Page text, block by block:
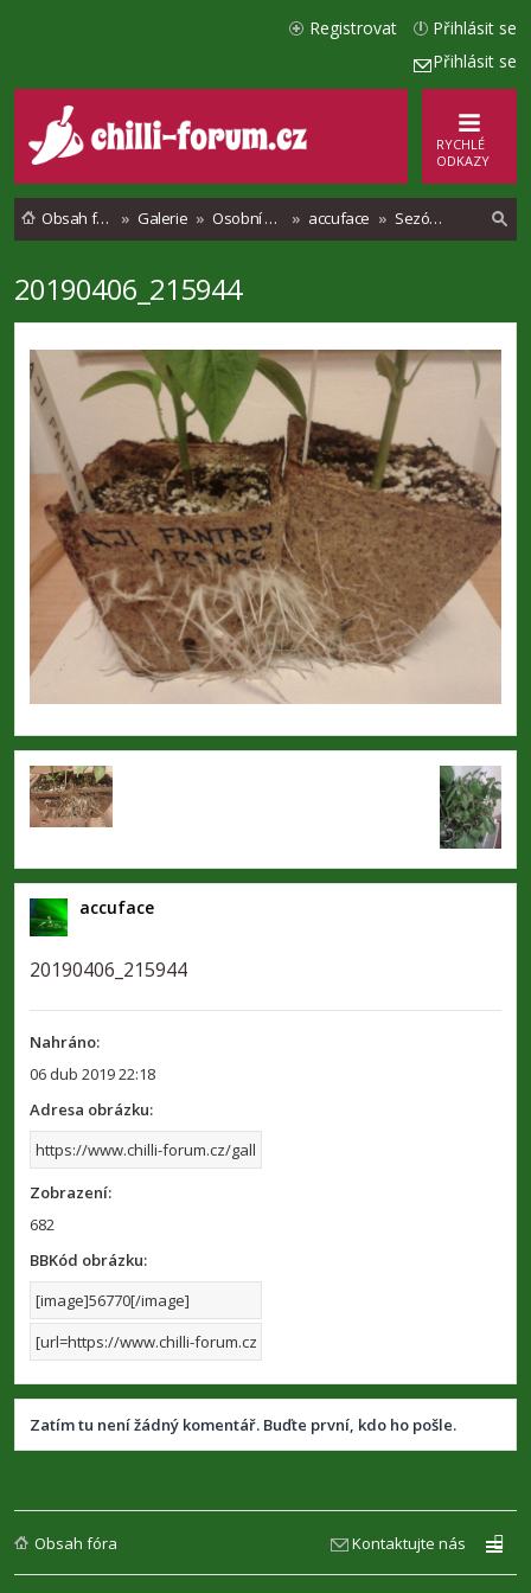
Přihlásit se
Přihlásit se
Registrovat
RYCHLÉ
ODKAZY
Obsah fóra Galerie Osobní alba accuface Sezóna 2019
e
20190406_215944
accuface
20190406_215944
Nahráno:
06 dub 2019 22:18
Adresa obrázku:
Zobrazení:
682
BBKód obrázku:
Zatím tu není žádný komentář. Buďte první, kdo ho pošle.
Obsah fóra Kontaktujte nás